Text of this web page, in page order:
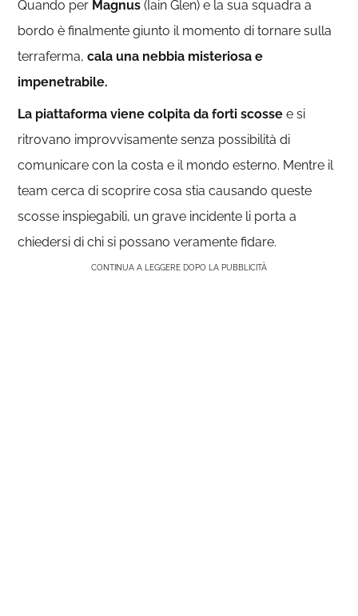
Quando per Magnus (Iain Glen) e la sua squadra a
bordo è finalmente giunto il momento di tornare sulla
terraferma,cala una nebbia misteriosa e
impenetrabile.
La piattaforma viene colpita da forti scosse e si
ritrovano improvvisamente senza possibilità di
comunicare con la costa e il mondo esterno. Mentre il
team cerca di scoprire cosa stia causando queste
scosse inspiegabili, un grave incidente li porta a
chiedersi di chi si possano veramente fidare.
CONTINUA A LEGGERE DOPO LA PUBBLICITÀ